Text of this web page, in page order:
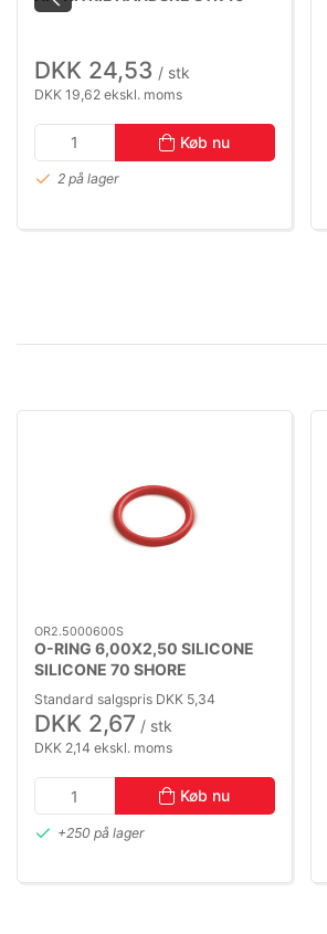
DKK 24,53 / stk
DKK 19,62 ekskl. moms
Køb nu
2 på lager
OR2.5000600S
O-RING 6,00X2,50 SILICONE
SILICONE 70 SHORE
Standard salgspris DKK 5,34
DKK 2,67 / stk
DKK 2,14 ekskl. moms
Køb nu
+250 på lager